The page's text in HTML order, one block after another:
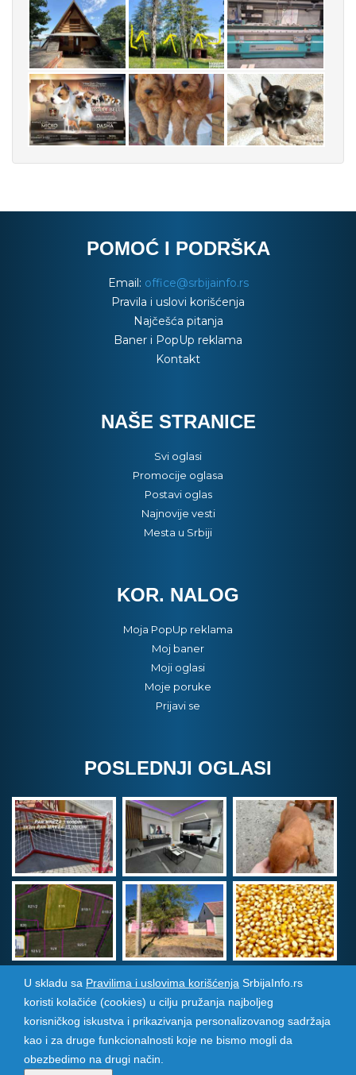
POMOĆ I PODRŠKA
Email: office@srbijainfo.rs
Pravila i uslovi korišćenja
Najčešća pitanja
Baner i PopUp reklama
Kontakt
NAŠE STRANICE
Svi oglasi
Promocije oglasa
Postavi oglas
Najnovije vesti
Mesta u Srbiji
KOR. NALOG
Moja PopUp reklama
Moj baner
Moji oglasi
Moje poruke
Prijavi se
POSLEDNJI OGLASI
Srbija Info©2026. Sva prava zadržana. Pogledajte i
pozarevacinfo.rs
Izrada i održavanje sajtova
U skladu sa Pravilima i uslovima korišćenja SrbijaInfo.rs
koristi kolačiće (cookies) u cilju pružanja najboljeg
korisničkog iskustva i prikazivanja personalizovanog sadržaja
kao i za druge funkcionalnosti koje ne bismo mogli da
obezbedimo na drugi način.